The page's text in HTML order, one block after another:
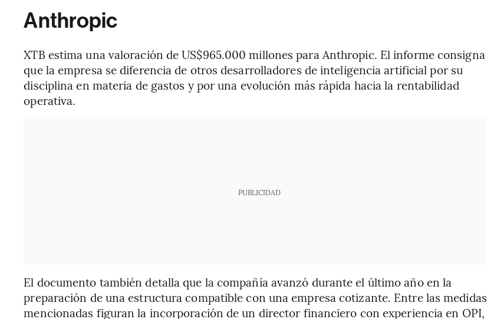
Anthropic
XTB estima una valoración de US$965.000 millones para Anthropic. El informe consigna
que la empresa se diferencia de otros desarrolladores de inteligencia artificial por su
disciplina en materia de gastos y por una evolución más rápida hacia la rentabilidad
operativa.
PUBLICIDAD
El documento también detalla que la compañía avanzó durante el último año en la
preparación de una estructura compatible con una empresa cotizante. Entre las medidas
mencionadas figuran la incorporación de un director financiero con experiencia en OPI,